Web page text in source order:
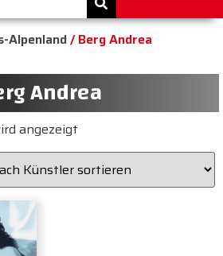
Alpenland/ Berg Andrea
Andrea
angezeigt